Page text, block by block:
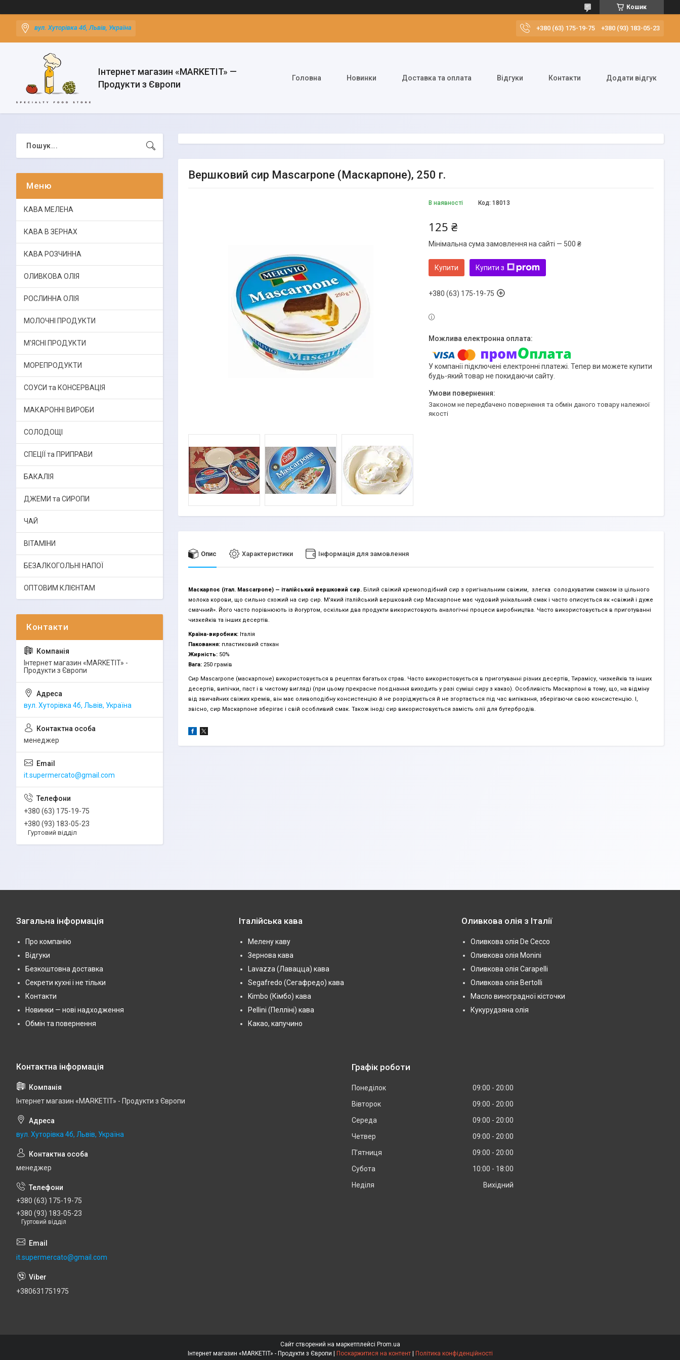
Кошик
вул. Хуторівка 4б, Львів, Україна +380 (63) 175-19-75 +380 (93) 183-05-23
Інтернет магазин «MARKETIT» —
Продукти з Європи
Головна Новинки Доставка та оплата Відгуки Контакти Додати відгук
Вершковий сир Mascarpone (Маскарпоне), 250 г.
В наявності Код: 18013
125 ₴
Мінімальна сума замовлення на сайті — 500 ₴
Купити Купити з
+380 (63) 175-19-75
У компанії підключені електронні платежі. Тепер ви можете купити
будь-який товар не покидаючи сайту.
Законом не передбачено повернення та обмін даного товару належної
якості
Опис Характеристики Інформація для замовлення
Маскарпоє (італ. Mascarpone) — італійський вершковий сир. Білий свіжий кремоподібний сир з оригінальним свіжим, злегка солодкуватим смаком із цільного
молока корови, що сильно схожий на сир сир. М'який італійський вершковий сир Маскарпоне має чудовий унікальний смак і часто описується як «свіжий і дуже
смачний». Його часто порівнюють із йогуртом, оскільки два продукти використовують аналогічні процеси виробництва. Часто використовується в приготуванні
чизкейків та інших десертів.
Країна-виробник: Італія
Паковання: пластиковий стакан
Жирність: 50%
Вага: 250 грамів
Сир Mascarpone (маскарпоне) використовується в рецептах багатьох страв. Часто використовується в приготуванні різних десертів, Тирамісу, чизкейків та інших
десертів, випічки, паст і в чистому вигляді (при цьому прекрасне поєднання виходить у разі суміші сиру з какао). Особливість Маскарпоні в тому, що, на відміну
від звичайних свіжих кремів, він має оливоподібну консистенцію й не розріджується й не згортається під час випікання, зберігаючи свою консистенцію. І,
звісно, сир Маскарпоне зберігає і свій особливий смак. Також іноді сир використовується замість олії для бутербродів.
КАВА МЕЛЕНА
КАВА В ЗЕРНАХ
КАВА РОЗЧИННА
ОЛИВКОВА ОЛІЯ
РОСЛИННА ОЛІЯ
МОЛОЧНІ ПРОДУКТИ
М'ЯСНІ ПРОДУКТИ
МОРЕПРОДУКТИ
СОУСИ та КОНСЕРВАЦІЯ
МАКАРОННІ ВИРОБИ
СОЛОДОЩІ
СПЕЦІЇ та ПРИПРАВИ
БАКАЛІЯ
ДЖЕМИ та СИРОПИ
ЧАЙ
ВІТАМІНИ
БЕЗАЛКОГОЛЬНІ НАПОЇ
ОПТОВИМ КЛІЄНТАМ
Інтернет магазин «MARKETIT» -
Продукти з Європи
вул. Хуторівка 4б, Львів, Україна
менеджер
it.supermercato@gmail.com
+380 (63) 175-19-75
+380 (93) 183-05-23
Гуртовий відділ
Загальна інформація
Про компанію
Відгуки
Безкоштовна доставка
Секрети кухні і не тільки
Контакти
Новинки — нові надходження
Обмін та повернення
Італійська кава
Мелену каву
Зернова кава
Lavazza (Лавацца) кава
Segafredo (Сегафредо) кава
Kimbo (Кімбо) кава
Pellini (Пелліні) кава
Какао, капучино
Оливкова олія з Італії
Оливкова олія De Cecco
Оливкова олія Monini
Оливкова олія Carapelli
Оливкова олія Bertolli
Масло виноградної кісточки
Кукурудзяна олія
Інтернет магазин «MARKETIT» - Продукти з Європи
вул. Хуторівка 4б, Львів, Україна
менеджер
+380 (63) 175-19-75
+380 (93) 183-05-23
Гуртовий відділ
it.supermercato@gmail.com
+380631751975
Графік роботи
Понеділок 09:00
20:00
Вівторок
09:00
20:00
Середа
09:00
20:00
Четвер
09:00
20:00
Пʼятниця
09:00
20:00
Субота
10:00
18:00
Неділя
Вихідний
Сайт створений на маркетплейсі Prom.ua
Поскаржитися на контент Політика конфіденційності